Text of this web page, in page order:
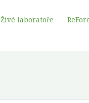
Živé laboratoře